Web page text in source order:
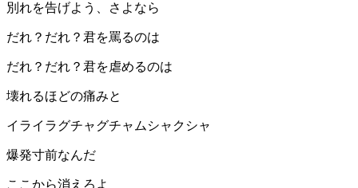
別れを告げよう、さよなら
だれ？だれ？君を罵るのは
だれ？だれ？君を虐めるのは
壊れるほどの痛みと
イライラグチャグチャムシャクシャ
爆発寸前なんだ
ここから消えろよ